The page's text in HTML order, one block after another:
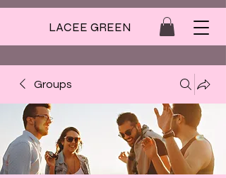
LACEE GREEN
Groups